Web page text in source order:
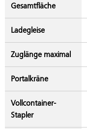
Gesamtfläche
Ladegleise
Zuglänge maximal
Portalkräne
Vollcontainer-
Stapler